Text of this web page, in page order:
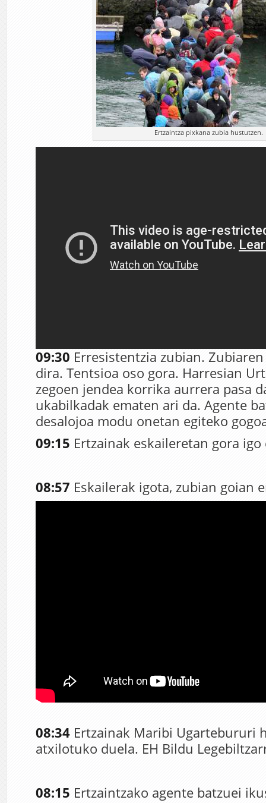
Ertzaintza pixkana zubia hustutzen.
09:30 Erresistentzia zubian.
dira. Tentsioa oso gora. Harresian
zegoen jendea korrika aurrera pasa
ukabilkadak ematen ari da. Agente
desalojoa modu onetan egiteko
09:15 Ertzainak eskaileretan gora igo
08:57 Eskailerak igota, zubian goian
08:34 Ertzainak Maribi Ugartebururi
atxilotuko duela. EH Bildu
08:15 Ertzaintzako agente batzuei